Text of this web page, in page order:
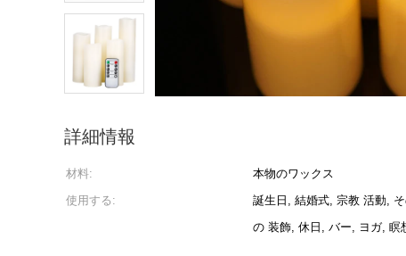
詳細情報
材料: 本物のワックス
使用する:
誕生日, 結婚式, 宗教 活動,
の 装飾, 休日, バー, ヨガ, 瞑